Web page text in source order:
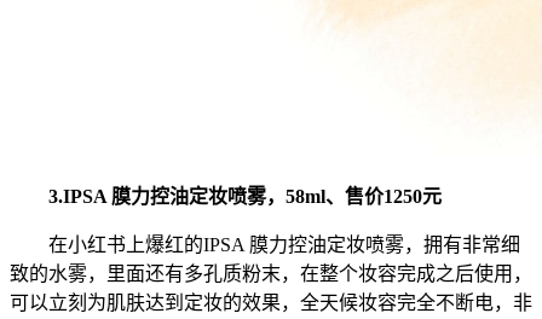
3.IPSA 膜力控油定妆喷雾，58ml、售价1250元
在小红书上爆红的IPSA 膜力控油定妆喷雾，拥有非常细
致的水雾，里面还有多孔质粉末，在整个妆容完成之后使用，
可以立刻为肌肤达到定妆的效果，全天候妆容完全不断电，非